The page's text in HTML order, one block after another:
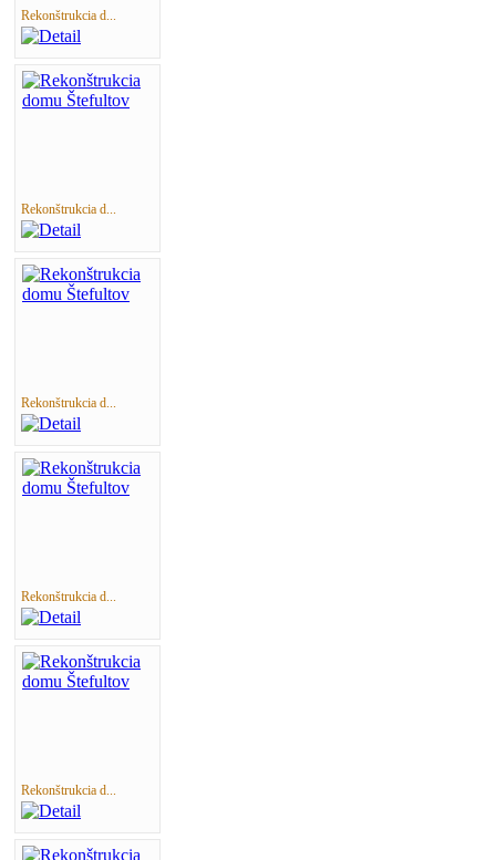
Rekonštrukcia d...
Rekonštrukcia d...
Rekonštrukcia d...
Rekonštrukcia d...
Rekonštrukcia d...